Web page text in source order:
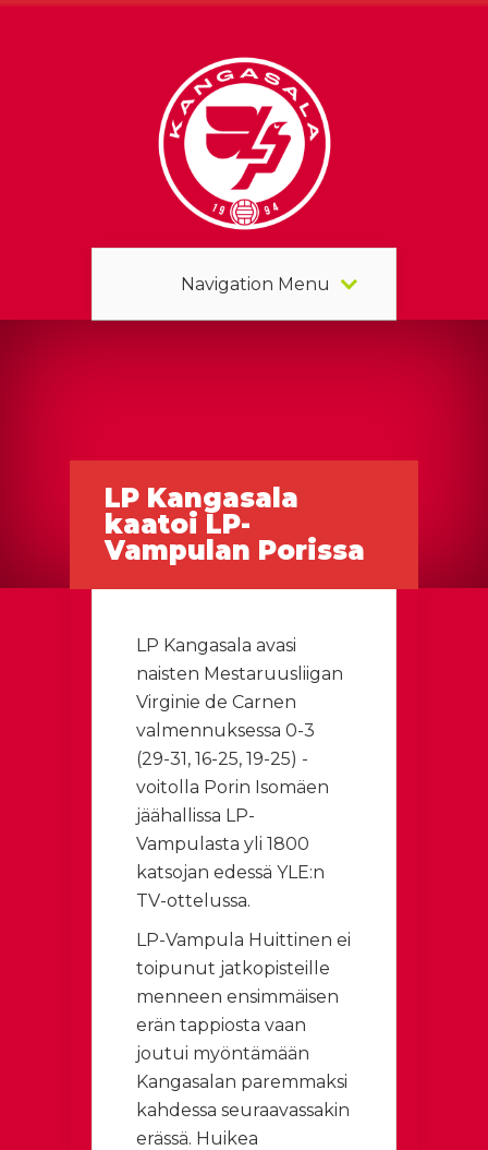
Navigation Menu
LP Kangasala
kaatoi LP-
Vampulan Porissa
LP Kangasala avasi
naisten Mestaruusliigan
Virginie de Carnen
valmennuksessa 0-3
(29-31, 16-25, 19-25) -
voitolla Porin Isomäen
jäähallissa LP-
Vampulasta yli 1800
katsojan edessä YLE:n
TV-ottelussa.
LP-Vampula Huittinen ei
toipunut jatkopisteille
menneen ensimmäisen
erän tappiosta vaan
joutui myöntämään
Kangasalan paremmaksi
kahdessa seuraavassakin
erässä. Huikea